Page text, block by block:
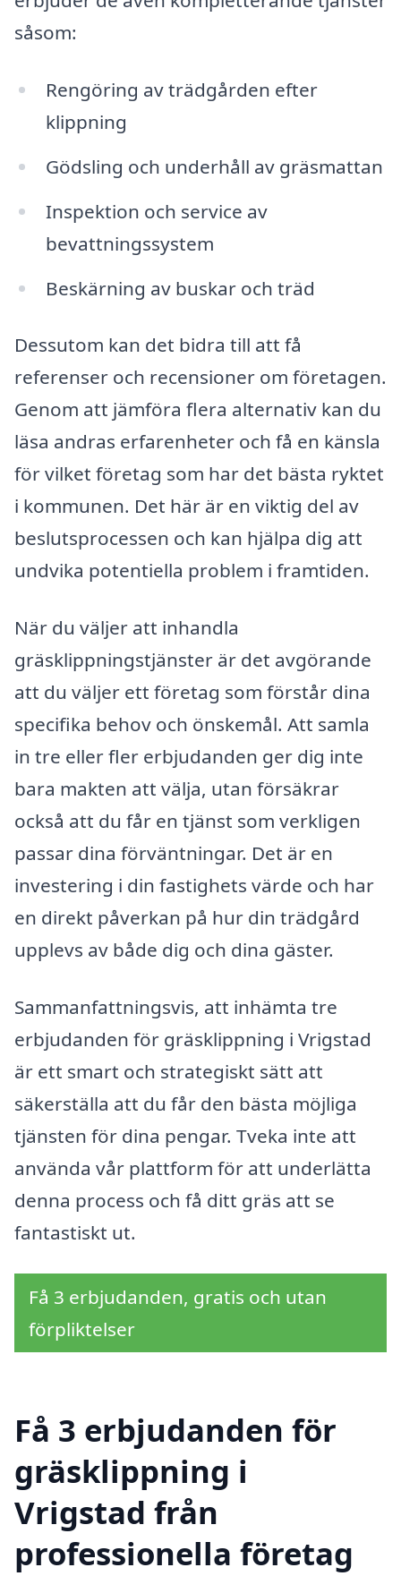
såsom:
Rengöring av trädgården efter
klippning
Gödsling och underhåll av gräsmattan
Inspektion och service av
bevattningssystem
Beskärning av buskar och träd
Dessutom kan det bidra till att få
referenser och recensioner om företagen.
Genom att jämföra flera alternativ kan du
läsa andras erfarenheter och få en känsla
för vilket företag som har det bästa ryktet
i kommunen. Det här är en viktig del av
beslutsprocessen och kan hjälpa dig att
undvika potentiella problem i framtiden.
När du väljer att inhandla
gräsklippningstjänster är det avgörande
att du väljer ett företag som förstår dina
specifika behov och önskemål. Att samla
in tre eller fler erbjudanden ger dig inte
bara makten att välja, utan försäkrar
också att du får en tjänst som verkligen
passar dina förväntningar. Det är en
investering i din fastighets värde och har
en direkt påverkan på hur din trädgård
upplevs av både dig och dina gäster.
Sammanfattningsvis, att inhämta tre
erbjudanden för gräsklippning i Vrigstad
är ett smart och strategiskt sätt att
säkerställa att du får den bästa möjliga
tjänsten för dina pengar. Tveka inte att
använda vår plattform för att underlätta
denna process och få ditt gräs att se
fantastiskt ut.
Få 3 erbjudanden, gratis och utan
förpliktelser
Få 3 erbjudanden för
gräsklippning i
Vrigstad från
professionella företag